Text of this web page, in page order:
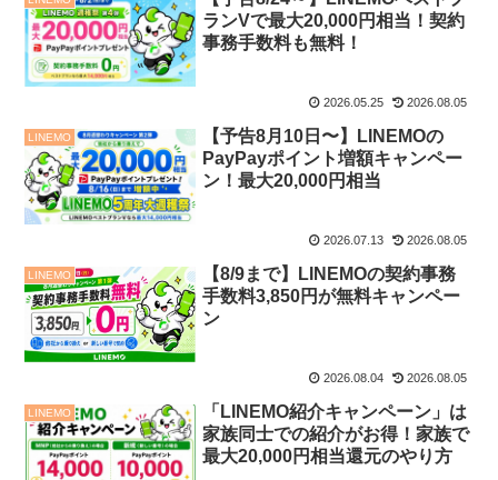
ランVで最大20,000円相当！契約
事務手数料も無料！
2026.05.25 2026.08.05
LINEMO
【予告8月10日〜】LINEMOの
PayPayポイント増額キャンペー
ン！最大20,000円相当
2026.07.13 2026.08.05
LINEMO
【8/9まで】LINEMOの契約事務
手数料3,850円が無料キャンペー
ン
2026.08.04 2026.08.05
LINEMO
「LINEMO紹介キャンペーン」は
家族同士での紹介がお得！家族で
最大20,000円相当還元のやり方